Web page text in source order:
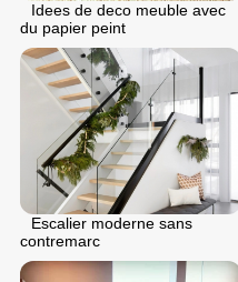
Idees de deco meuble avec
du papier peint
Escalier moderne sans
contremarc